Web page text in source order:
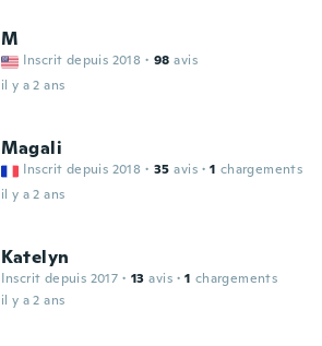
M
Inscrit depuis 2018 · 98 avis
il y a 2 ans
Magali
Inscrit depuis 2018 · 35 avis · 1 chargements
il y a 2 ans
Katelyn
Inscrit depuis 2017 · 13 avis · 1 chargements
il y a 2 ans